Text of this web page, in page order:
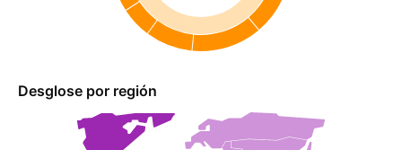
Desglose por región